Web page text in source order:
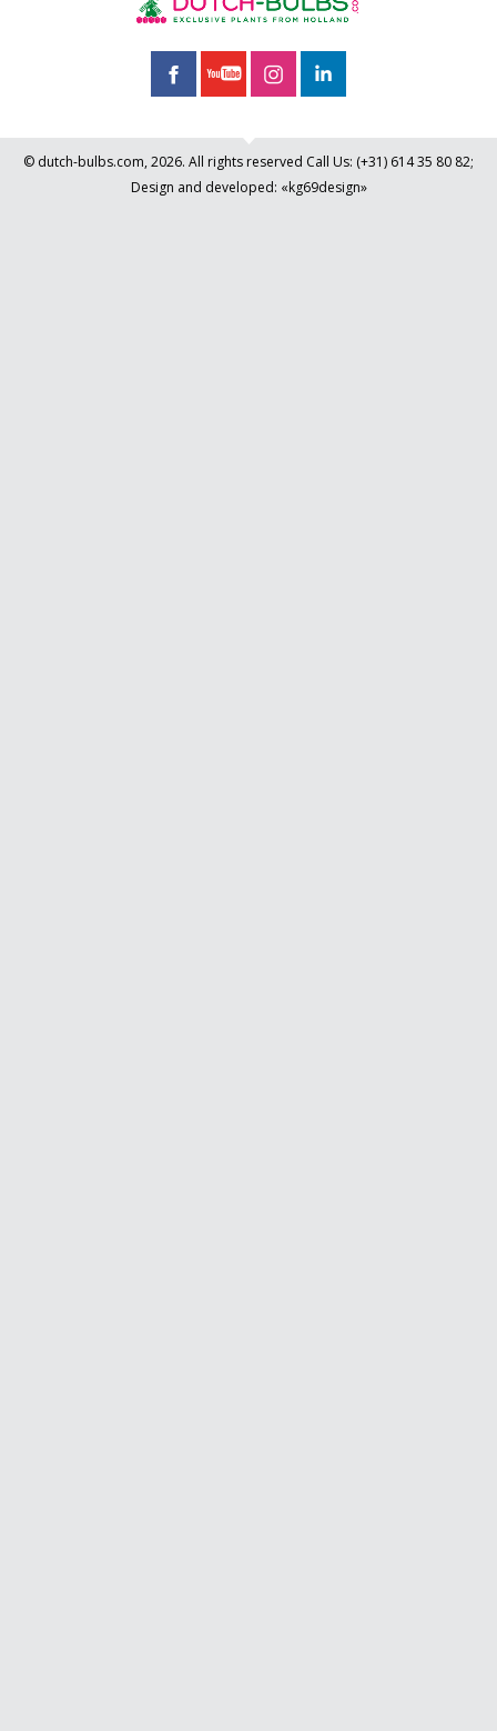
© dutch-bulbs.com, 2026. All rights reserved Call Us: (+31) 614 35 80 82;
Design and developed: «kg69design»